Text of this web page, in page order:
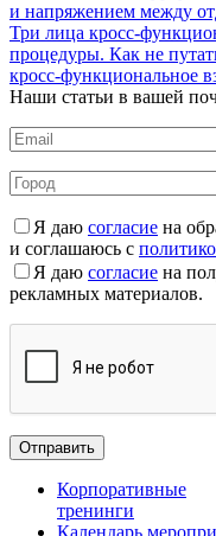
и напряжением между
Три лица кросс-
процедуры. Как не
кросс-функциональное
Наши статьи в вашей
Я даю согласие на
и соглашаюсь с
Я даю согласие на
рекламных материалов.
Корпоративные
тренинги